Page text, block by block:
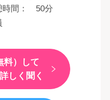
時間： 50分
料）して
しく聞く